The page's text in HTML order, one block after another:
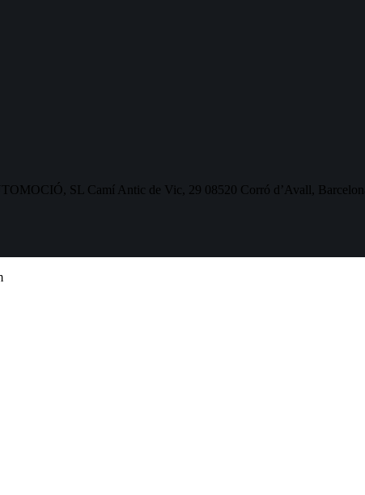
SL Camí Antic de Vic, 29 08520 Corró d’Avall,